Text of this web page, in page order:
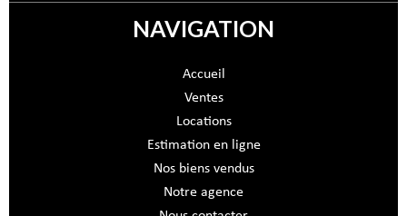
NAVIGATION
Accueil
Ventes
Locations
Estimation en ligne
Nos biens vendus
Notre agence